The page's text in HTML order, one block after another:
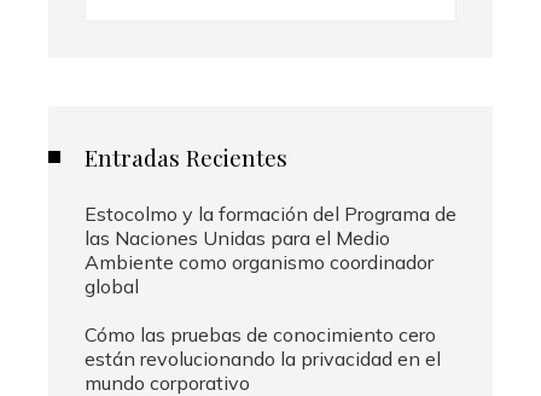
Entradas Recientes
Estocolmo y la formación del Programa de
las Naciones Unidas para el Medio
Ambiente como organismo coordinador
global
Cómo las pruebas de conocimiento cero
están revolucionando la privacidad en el
mundo corporativo